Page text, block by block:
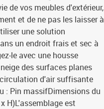
de vos meubles d'extérieur,
et de ne pas les laisser à
une solution
un endroit frais et sec à
le avec une housse
des surfaces planes
d'air suffisante
: Pin massifDimensions du
H)L'assemblage est